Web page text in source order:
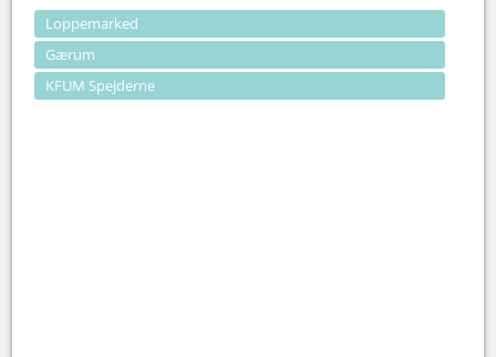
Loppemarked
Gærum
KFUM Spejderne